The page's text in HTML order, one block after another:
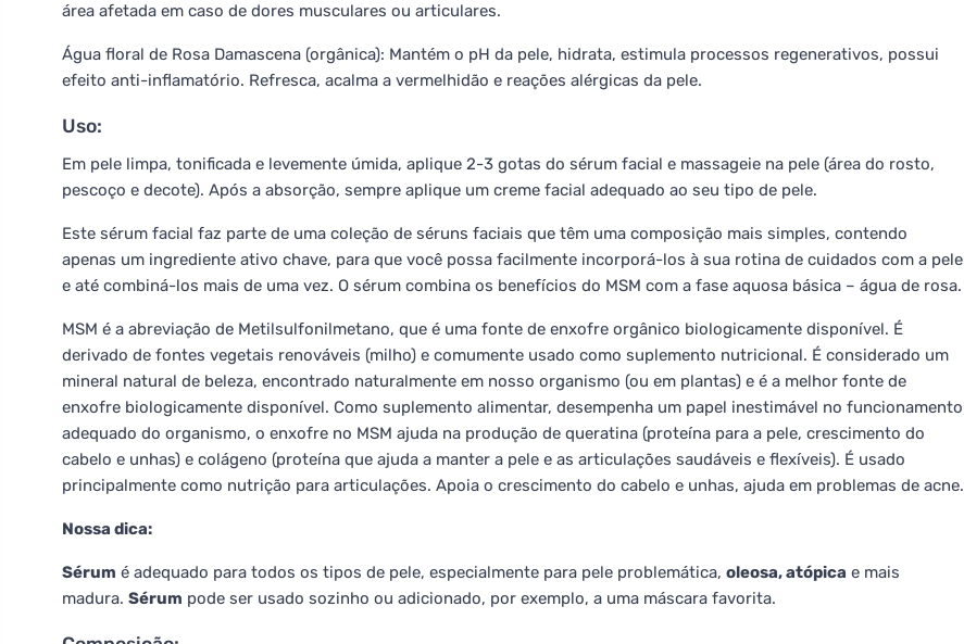
área afetada em caso de dores musculares ou articulares.
Água floral de Rosa Damascena (orgânica): Mantém o pH da pele, hidrata, estimula processos regenerativos, possui
efeito anti-inflamatório. Refresca, acalma a vermelhidão e reações alérgicas da pele.
Uso:
Em pele limpa, tonificada e levemente úmida, aplique 2-3 gotas do sérum facial e massageie na pele (área do rosto,
pescoço e decote). Após a absorção, sempre aplique um creme facial adequado ao seu tipo de pele.
Este sérum facial faz parte de uma coleção de séruns faciais que têm uma composição mais simples, contendo
apenas um ingrediente ativo chave, para que você possa facilmente incorporá-los à sua rotina de cuidados com a pele
e até combiná-los mais de uma vez. O sérum combina os benefícios do MSM com a fase aquosa básica – água de rosa.
MSM é a abreviação de Metilsulfonilmetano, que é uma fonte de enxofre orgânico biologicamente disponível. É
derivado de fontes vegetais renováveis (milho) e comumente usado como suplemento nutricional. É considerado um
mineral natural de beleza, encontrado naturalmente em nosso organismo (ou em plantas) e é a melhor fonte de
enxofre biologicamente disponível. Como suplemento alimentar, desempenha um papel inestimável no funcionamento
adequado do organismo, o enxofre no MSM ajuda na produção de queratina (proteína para a pele, crescimento do
cabelo e unhas) e colágeno (proteína que ajuda a manter a pele e as articulações saudáveis e flexíveis). É usado
principalmente como nutrição para articulações. Apoia o crescimento do cabelo e unhas, ajuda em problemas de acne.
Nossa dica:
Sérum é adequado para todos os tipos de pele, especialmente para pele problemática, oleosa, atópica e mais
madura. Sérum pode ser usado sozinho ou adicionado, por exemplo, a uma máscara favorita.